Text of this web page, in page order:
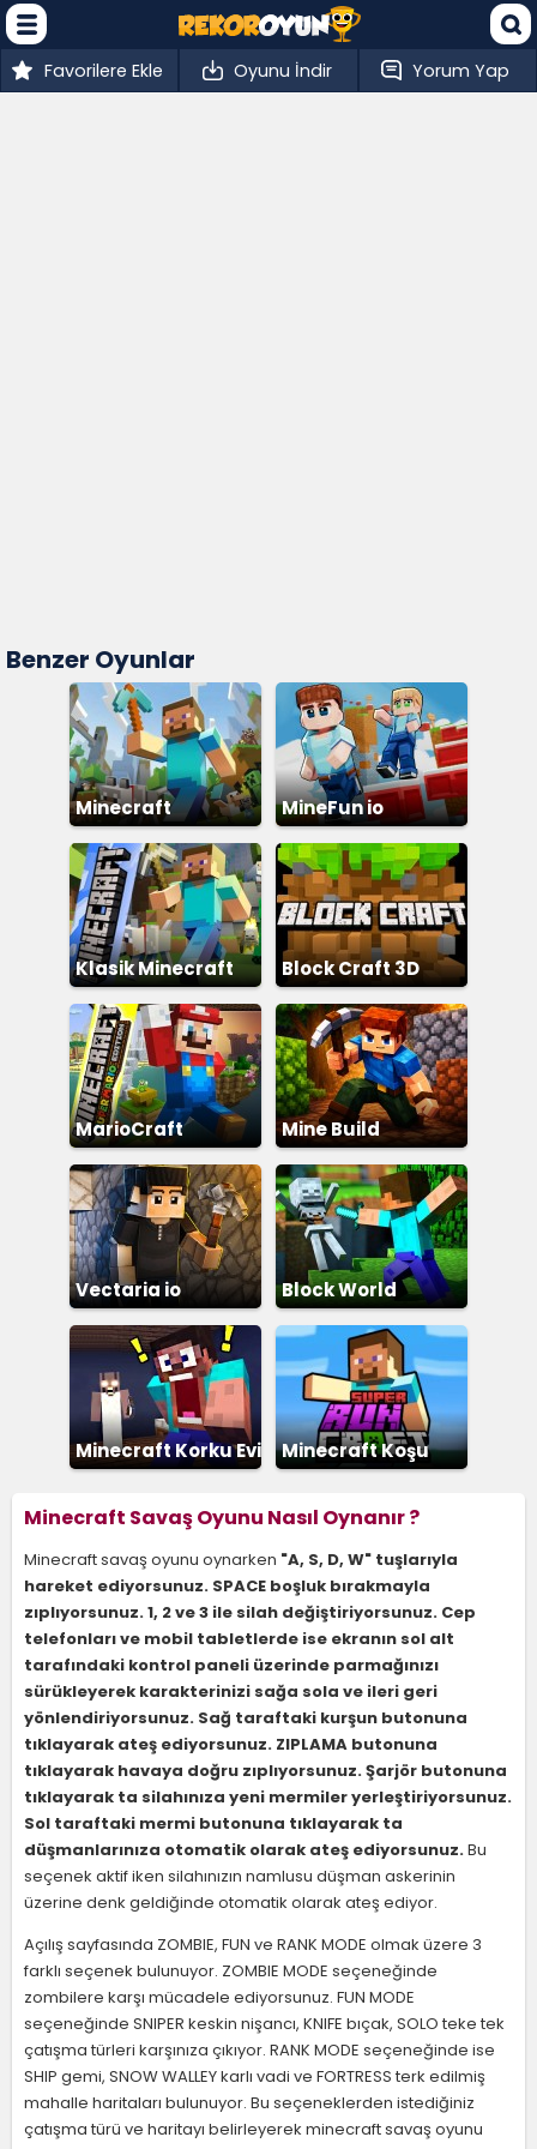
Favorilere Ekle Oyunu İndir Yorum Yap
Benzer Oyunlar
Minecraft MineFun io
Klasik Minecraft Block Craft 3D
MarioCraft Mine Build
Vectaria io Block World
Minecraft Korku Evi Minecraft Koşu
Minecraft Savaş Oyunu Nasıl Oynanır ?
Minecraft savaş oyunu oynarken "A, S, D, W" tuşlarıyla
hareket ediyorsunuz. SPACE boşluk bırakmayla
zıplıyorsunuz. 1, 2 ve 3 ile silah değiştiriyorsunuz. Cep
telefonları ve mobil tabletlerde ise ekranın sol alt
tarafındaki kontrol paneli üzerinde parmağınızı
sürükleyerek karakterinizi sağa sola ve ileri geri
yönlendiriyorsunuz. Sağ taraftaki kurşun butonuna
tıklayarak ateş ediyorsunuz. ZIPLAMA butonuna
tıklayarak havaya doğru zıplıyorsunuz. Şarjör butonuna
tıklayarak ta silahınıza yeni mermiler yerleştiriyorsunuz.
Sol taraftaki mermi butonuna tıklayarak ta
düşmanlarınıza otomatik olarak ateş ediyorsunuz.Bu
seçenek aktif iken silahınızın namlusu düşman askerinin
üzerine denk geldiğinde otomatik olarak ateş ediyor.
Açılış sayfasında ZOMBIE, FUN ve RANK MODE olmak üzere 3
farklı seçenek bulunuyor. ZOMBIE MODE seçeneğinde
zombilere karşı mücadele ediyorsunuz. FUN MODE
seçeneğinde SNIPER keskin nişancı, KNIFE bıçak, SOLO teke tek
çatışma türleri karşınıza çıkıyor. RANK MODE seçeneğinde ise
SHIP gemi, SNOW WALLEY karlı vadi ve FORTRESS terk edilmiş
mahalle haritaları bulunuyor. Bu seçeneklerden istediğiniz
çatışma türü ve haritayı belirleyerek minecraft savaş oyunu